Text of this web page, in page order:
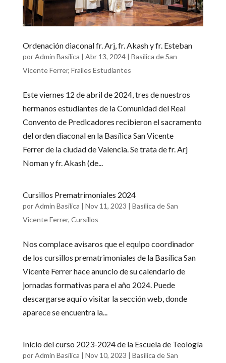
Ordenación diaconal fr. Arj, fr. Akash y fr. Esteban
porAdmin Basilica | Abr 13, 2024| Basílica de San
Vicente Ferrer, Frailes Estudiantes
Este viernes 12 de abril de 2024, tres de nuestros
hermanos estudiantes de la Comunidad del Real
Convento de Predicadores recibieron el sacramento
del orden diaconal en la Basílica San Vicente
Ferrer de la ciudad de Valencia. Se trata de fr. Arj
Noman y fr. Akash (de...
Cursillos Prematrimoniales 2024
porAdmin Basilica | Nov 11, 2023 | Basílica de San
Vicente Ferrer, Cursillos
Nos complace avisaros que el equipo coordinador
de los cursillos prematrimoniales de la Basílica San
Vicente Ferrer hace anuncio de su calendario de
jornadas formativas para el año 2024. Puede
descargarse aquí o visitar la sección web, donde
aparece se encuentra la...
Inicio del curso 2023-2024 de la Escuela de Teología
porAdmin Basilica | Nov 10, 2023 | Basílica de San